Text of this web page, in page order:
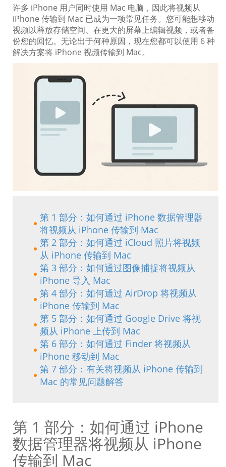
许多 iPhone 用户同时使用 Mac 电脑，因此将视频从
iPhone 传输到 Mac 已成为一项常见任务。您可能想移动
视频以释放存储空间、在更大的屏幕上编辑视频，或者备
份您的回忆。无论出于何种原因，现在您都可以使用 6 种
解决方案将 iPhone 视频传输到 Mac。
第 1 部分：如何通过 iPhone 数据管理器
将视频从 iPhone 传输到 Mac
第 2 部分：如何通过 iCloud 照片将视频
从 iPhone 传输到 Mac
第 3 部分：如何通过图像捕捉将视频从
iPhone 导入 Mac
第 4 部分：如何通过 AirDrop 将视频从
iPhone 传输到 Mac
第 5 部分：如何通过 Google Drive 将视
频从 iPhone 上传到 Mac
第 6 部分：如何通过 Finder 将视频从
iPhone 移动到 Mac
第 7 部分：有关将视频从 iPhone 传输到
Mac 的常见问题解答
第 1 部分：如何通过 iPhone
数据管理器将视频从 iPhone
传输到 Mac